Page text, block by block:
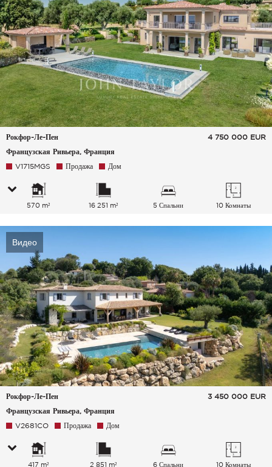
Рокфор-Ле-Пен
Французская Ривьера, Франция
4 750 000 EUR
V1715MGS Продажа Дом
570 m² 16 251 m² 5 Спальни 10 Комнаты
Видео
Рокфор-Ле-Пен
Французская Ривьера, Франция
3 450 000 EUR
V2681CO Продажа Дом
417 m² 2 851 m² 6 Спальни 10 Комнаты